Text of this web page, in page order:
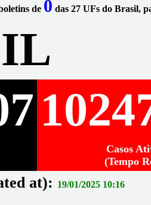
de 0 das 27 UFs do Brasil,
Casos
(Tempo
at): 19/01/2025 10:16